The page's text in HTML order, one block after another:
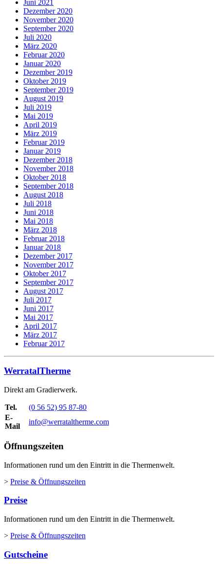
Juni 2021
Dezember 2020
November 2020
September 2020
Juli 2020
März 2020
Februar 2020
Januar 2020
Dezember 2019
Oktober 2019
September 2019
August 2019
Juli 2019
Mai 2019
April 2019
März 2019
Februar 2019
Januar 2019
Dezember 2018
November 2018
Oktober 2018
September 2018
August 2018
Juli 2018
Juni 2018
Mai 2018
März 2018
Februar 2018
Januar 2018
Dezember 2017
November 2017
Oktober 2017
September 2017
August 2017
Juli 2017
Juni 2017
Mai 2017
April 2017
März 2017
Februar 2017
WerratalTherme
Direkt am Gradierwerk.
Tel.
(0 56 52) 95 87-80
E-
Mail
info@werrataltherme.com
Öffnungszeiten
Informationen rund um den Eintritt in die Thermenwelt.
> Preise & Öffnungszeiten
Preise
Informationen rund um den Eintritt in die Thermenwelt.
> Preise & Öffnungszeiten
Gutscheine